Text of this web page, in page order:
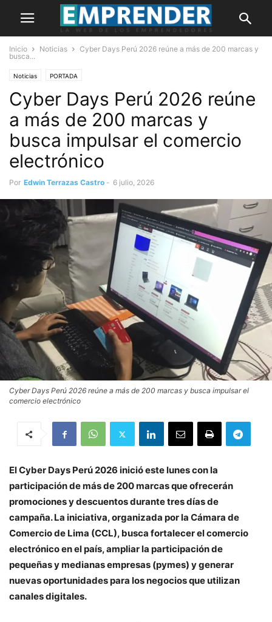
Inicio Noticias
Cyber Days Perú 2026 reúne a más de 200 marcas y
busca...
Noticias PORTADA
Cyber Days Perú 2026 reúne
a más de 200 marcas y
busca impulsar el comercio
electrónico
Por Edwin Terrazas Castro - 6 julio, 2026
Cyber Days Perú 2026 reúne a más de 200 marcas y busca impulsar el
comercio electrónico
El Cyber Days Perú 2026 inició este lunes con la
participación de más de 200 marcas que ofrecerán
promociones y descuentos durante tres días de
campaña. La iniciativa, organizada por la Cámara de
Comercio de Lima (CCL), busca fortalecer el comercio
electrónico en el país, ampliar la participación de
pequeñas y medianas empresas (pymes) y generar
nuevas oportunidades para los negocios que utilizan
canales digitales.